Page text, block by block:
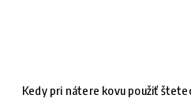
Kedy pri nátere kovu použiť